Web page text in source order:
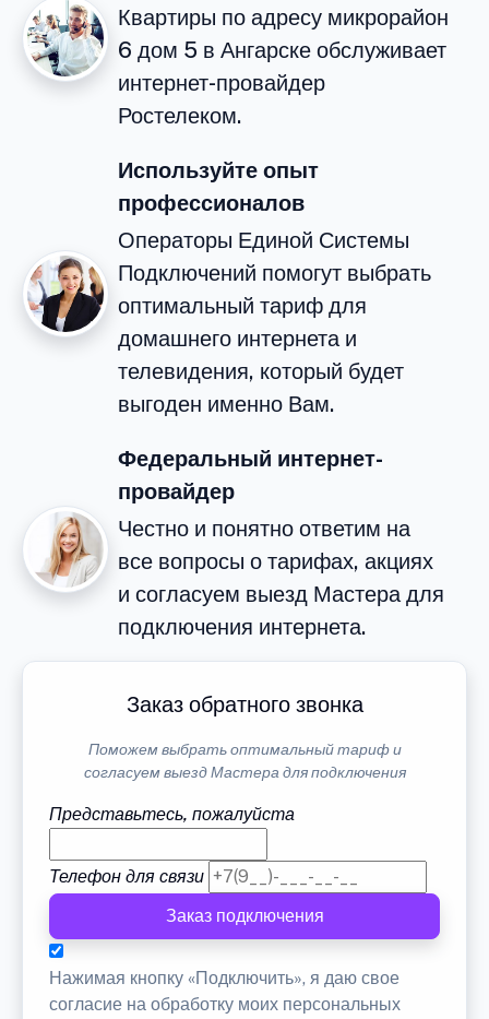
Квартиры по адресу микрорайон
6 дом 5 в Ангарске обслуживает
интернет-провайдер
Ростелеком.
Используйте опыт
профессионалов
Операторы Единой Системы
Подключений помогут выбрать
оптимальный тариф для
домашнего интернета и
телевидения, который будет
выгоден именно Вам.
Федеральный интернет-
провайдер
Честно и понятно ответим на
все вопросы о тарифах, акциях
и согласуем выезд Мастера для
подключения интернета.
Заказ обратного звонка
Поможем выбрать оптимальный тариф и
согласуем выезд Мастера для подключения
Представьтесь, пожалуйста
Телефон для связи
Заказ подключения
Нажимая кнопку «Подключить», я даю свое
согласие на обработку моих персональных